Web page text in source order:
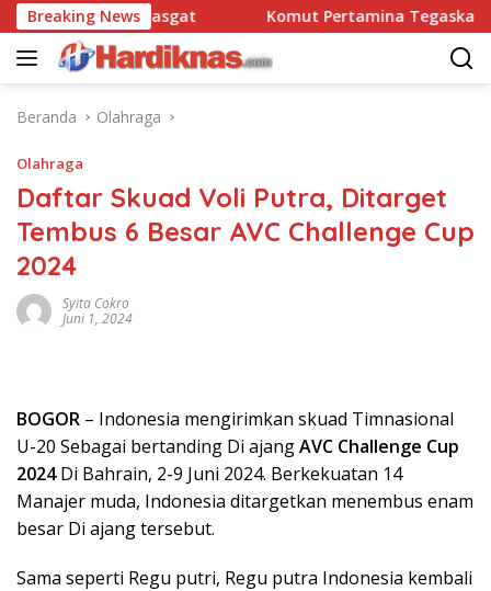
Langsung
ke
konten
Breaking News
90 Pasgat Komut Pertamina Tegaskan Tak
Beranda Olahraga
Olahraga
Daftar Skuad Voli Putra, Ditarget
Tembus 6 Besar AVC Challenge Cup
2024
Syita Cokro
Juni 1, 2024
BOGOR – Indonesia mengirimkan skuad Timnasional
U-20 Sebagai bertanding Di ajangAVC Challenge Cup
2024Di Bahrain, 2-9 Juni 2024. Berkekuatan 14
Manajer muda, Indonesia ditargetkan menembus enam
besar Di ajang tersebut.
Sama seperti Regu putri, Regu putra Indonesia kembali